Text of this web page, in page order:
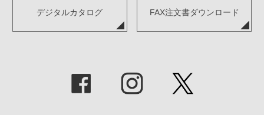
デジタルカタログ FAX注文書ダウンロード